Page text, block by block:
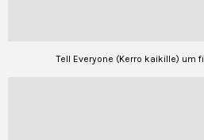
Tell Everyone (Kerro kaikille) um